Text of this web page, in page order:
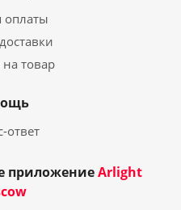
оплаты
на товар
ответ
приложениеArlight